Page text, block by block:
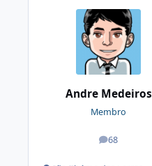
Andre Medeiros
Membro
68
posts